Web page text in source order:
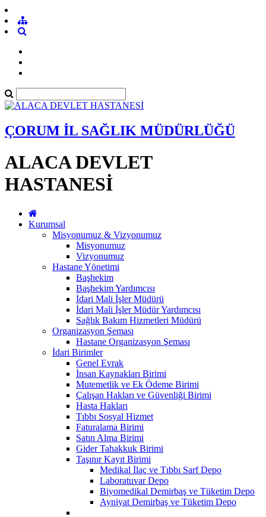
ÇORUM İL SAĞLIK MÜDÜRLÜĞÜ
ALACA DEVLET
HASTANESİ
Kurumsal
Misyonumuz & Vizyonumuz
Misyonumuz
Vizyonumuz
Hastane Yönetimi
Başhekim
Başhekim Yardımcısı
İdari Mali İşler Müdürü
İdari Mali İşler Müdür Yardımcısı
Sağlık Bakım Hizmetleri Müdürü
Organizasyon Şeması
Hastane Organizasyon Şeması
İdari Birimler
Genel Evrak
İnsan Kaynakları Birimi
Mutemetlik ve Ek Ödeme Birimi
Çalışan Hakları ve Güvenliği Birimi
Hasta Hakları
Tıbbı Sosyal Hizmet
Faturalama Birimi
Satın Alma Birimi
Gider Tahakkuk Birimi
Taşınır Kayıt Birimi
Medikal İlaç ve Tıbbı Sarf Depo
Laboratuvar Depo
Biyomedikal Demirbaş ve Tüketim Depo
Ayniyat Demirbaş ve Tüketim Depo